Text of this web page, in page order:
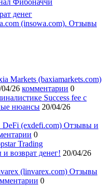
Фибоначчи
денег
(insowa.com). Отзывы
Markets (baxiamarkets.com)
04/26 комментарии 0
Success fee с
нюансы 20/04/26
(exdefi.com) Отзывы и
0
Trading
возврат денег! 20/04/26
(linvarex.com) Отзывы
0